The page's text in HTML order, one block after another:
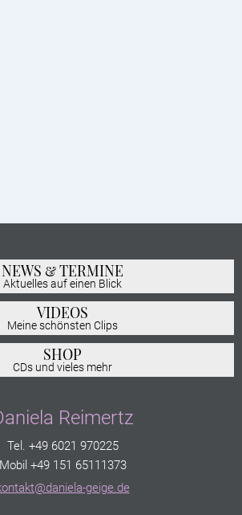
NEWS & TERMINE
Aktuelles auf einen Blick
VIDEOS
Meine schönsten Clips
SHOP
CDs und vieles mehr
Reimertz
Tel. +49 6021 970225
Mobil +49 151 65111373
geige.de